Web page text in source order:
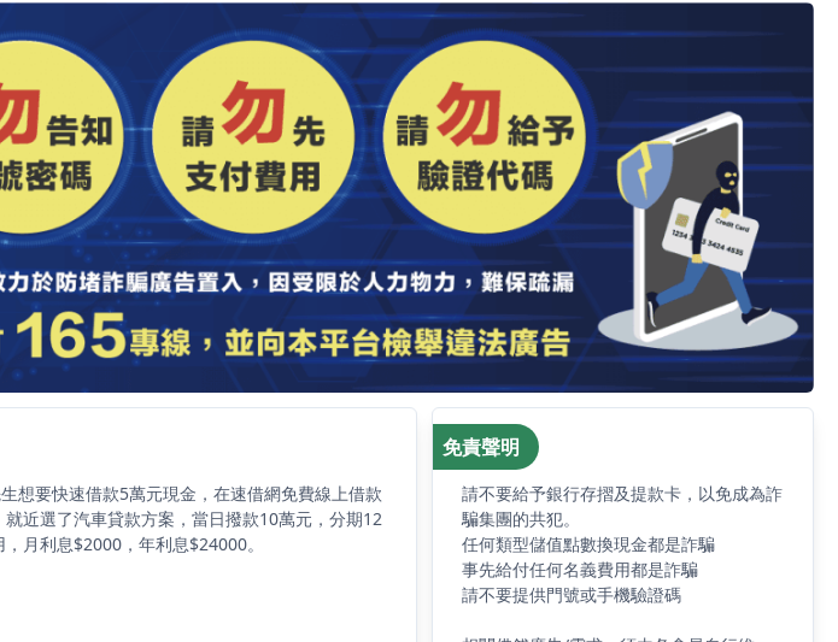
想要快速借款5萬元現金，在速借網免費線上借款
近選了汽車貸款方案，當日撥款10萬元，分期12
月利息$2000，年利息$24000。
免責聲明
請不要給予銀行存摺及提款卡，以免成為詐
騙集團的共犯。
任何類型儲值點數換現金都是詐騙
事先給付任何名義費用都是詐騙
請不要提供門號或手機驗證碼